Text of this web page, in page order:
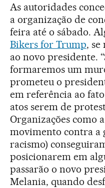
As autoridades
a organização de
feira até o sábado.
Bikers for Trump,
ao novo presidente.
formaremos um
prometeu o
em referência ao
atos serem de
Organizações como a
movimento contra a
racismo)
posicionarem em
passarão o novo
Melania, quando